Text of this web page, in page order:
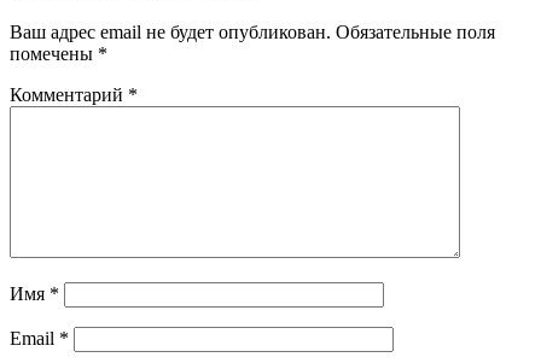
Ваш адрес email не будет опубликован. Обязательные поля
помечены *
Комментарий *
Имя *
Email *